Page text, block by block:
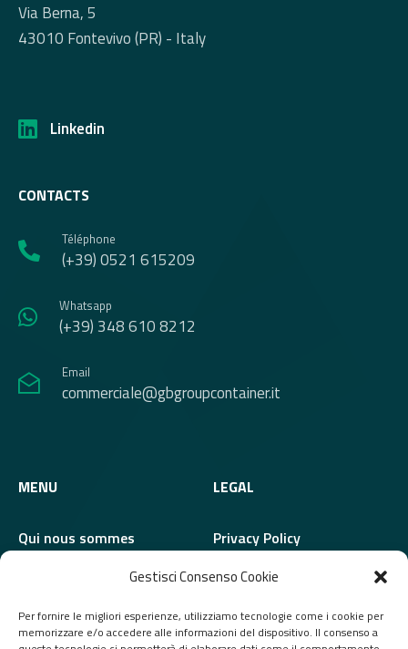
Gestisci Consenso Cookie
Per fornire le migliori esperienze, utilizziamo tecnologie come i cookie per
memorizzare e/o accedere alle informazioni del dispositivo. Il consenso a
Via Berna, 5
43010 Fontevivo (PR) - Italy
Linkedin
CONTACTS
Téléphone
(+39) 0521 615209
Whatsapp
(+39) 348 610 8212
Email
commerciale@gbgroupcontainer.it
MENU
Qui nous sommes
Services
Contacts
LEGAL
Privacy Policy
Cookie Policy
Whistleblowing